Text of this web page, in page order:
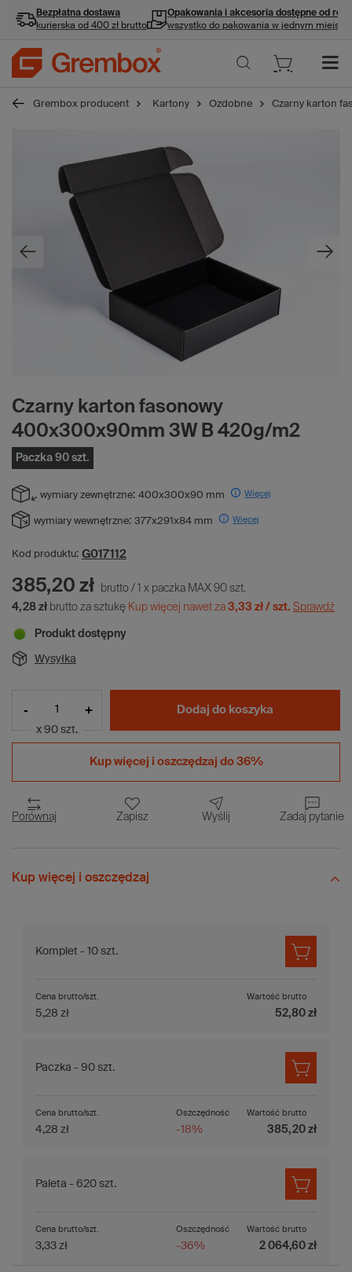
Bezpłatna dostawa
kurierska od 400 zł brutto
Opakowania i akcesoria dostępne od ręki
wszystko do pakowania w jednym miejscu
Grembox producent Kartony Ozdobne Czarny karton
Czarny karton fasonowy
400x300x90mm 3W B 420g/m2
Paczka 90 szt.
wymiary zewnętrzne: 400x300x90 mm Więcej
wymiary wewnętrzne: 377x291x84 mm Więcej
Kod produktu: G017112
385,20 zł brutto / 1 x paczka MAX 90 szt.
4,28 zł brutto za sztukę Kup więcej nawet za 3,33 zł / szt. Sprawdź
Produkt dostępny
Wysyłka
- +
x 90 szt.
Dodaj do koszyka
Kup więcej i oszczędzaj do 36%
Porównaj Zapisz Wyślij Zadaj pytanie
Kup więcej i oszczędzaj
Komplet - 10 szt.
Cena brutto/szt.
5,28 zł
Wartość brutto
52,80 zł
Paczka - 90 szt.
Oszczędność
-18%
Cena brutto/szt.
4,28 zł
Wartość brutto
385,20 zł
Paleta - 620 szt.
Oszczędność
-36%
Cena brutto/szt.
3,33 zł
Wartość brutto
2 064,60 zł